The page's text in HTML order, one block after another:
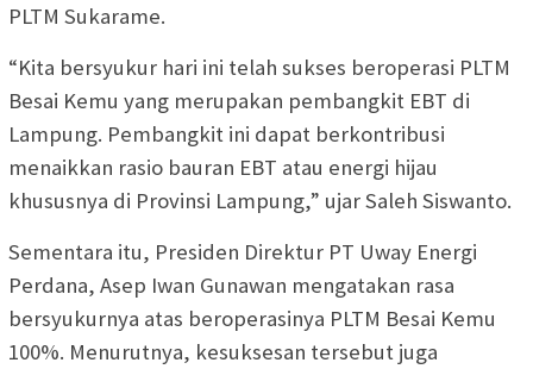
PLTM Sukarame.
“Kita bersyukur hari ini telah sukses beroperasi PLTM
Besai Kemu yang merupakan pembangkit EBT di
Lampung. Pembangkit ini dapat berkontribusi
menaikkan rasio bauran EBT atau energi hijau
khususnya di Provinsi Lampung,” ujar Saleh Siswanto.
Sementara itu, Presiden Direktur PT Uway Energi
Perdana, Asep Iwan Gunawan mengatakan rasa
bersyukurnya atas beroperasinya PLTM Besai Kemu
100%. Menurutnya, kesuksesan tersebut juga